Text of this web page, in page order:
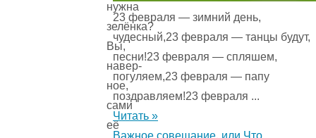
нужна
зелёнка?
Вы,
навер­
ное,
сами
её
23 февраля — зимний день,
чудесный,23 февраля — танцы будут,
песни!23 февраля — спляшем,
погуляем,23 февраля — папу
поздравляем!23 февраля ...
Читать »
Важное совещание, или Что